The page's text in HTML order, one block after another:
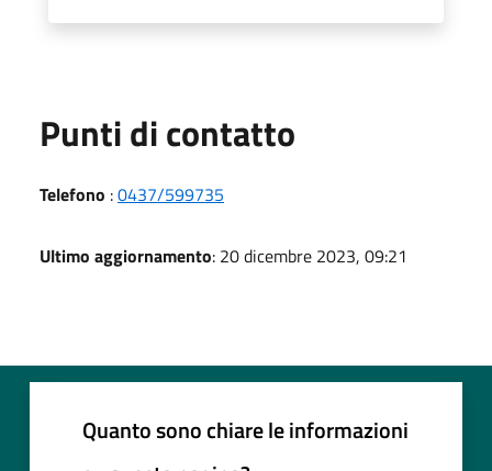
Punti di contatto
Telefono :0437/599735
Ultimo aggiornamento: 20 dicembre 2023, 09:21
Quanto sono chiare le informazioni